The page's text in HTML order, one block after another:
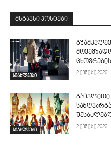
მსგავსი პოსტები
სიახლეები
2 ივნისი 2026
სიახლეები
გაცვლითი
2 ივნისი 2026